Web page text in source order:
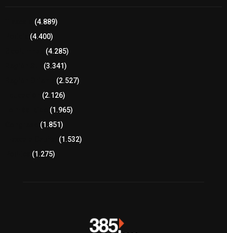
(4.889)
(4.400)
(4.285)
(3.341)
(2.527)
(2.126)
(1.965)
(1.851)
(1.532)
(1.275)